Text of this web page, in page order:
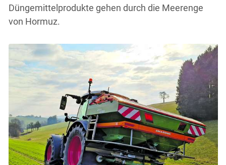
Düngemittelprodukte gehen durch die Meerenge
von Hormuz.